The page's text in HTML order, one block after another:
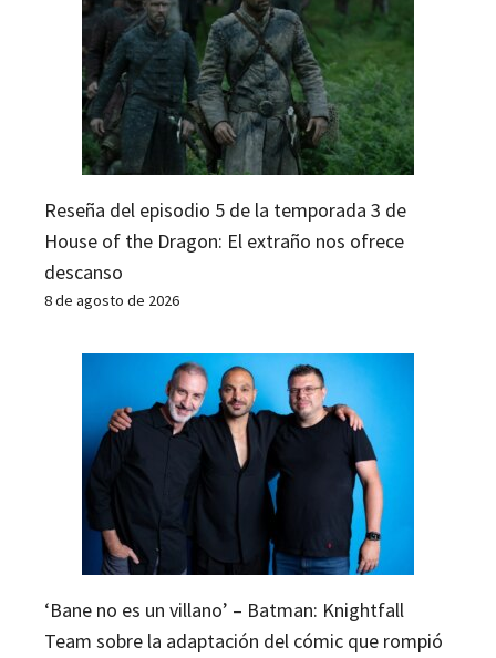
Reseña del episodio 5 de la temporada 3 de
House of the Dragon: El extraño nos ofrece
descanso
8 de agosto de 2026
‘Bane no es un villano’ – Batman: Knightfall
Team sobre la adaptación del cómic que rompió